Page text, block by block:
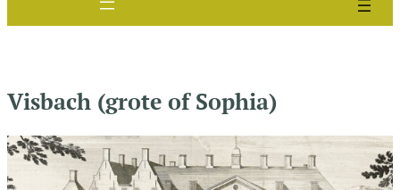
Visbach (grote of Sophia)